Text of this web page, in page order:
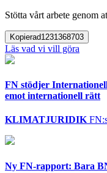
Stötta vårt arbete genom
Kopierad1231368703
Läs vad vi vill göra
FN stödjer
emot internationell rätt
KLIMATJURIDIK
Ny FN-rapport: Bara